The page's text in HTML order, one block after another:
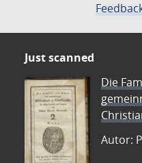
Just scanned
Die
Autor: